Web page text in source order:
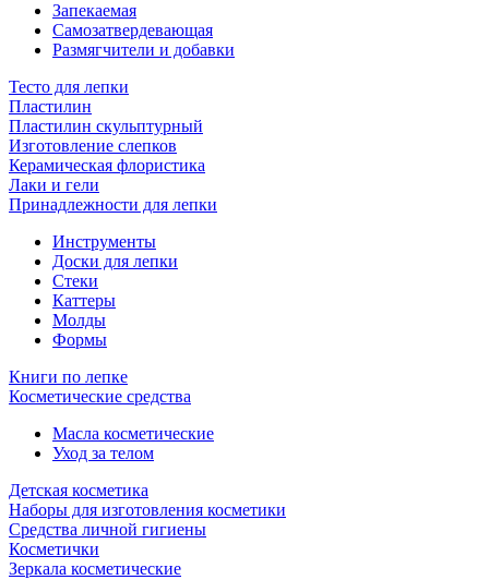
Запекаемая
Самозатвердевающая
Размягчители и добавки
Тесто для лепки
Пластилин
Пластилин скульптурный
Изготовление слепков
Керамическая флористика
Лаки и гели
Принадлежности для лепки
Инструменты
Доски для лепки
Стеки
Каттеры
Молды
Формы
Книги по лепке
Косметические средства
Масла косметические
Уход за телом
Детская косметика
Наборы для изготовления косметики
Средства личной гигиены
Косметички
Зеркала косметические